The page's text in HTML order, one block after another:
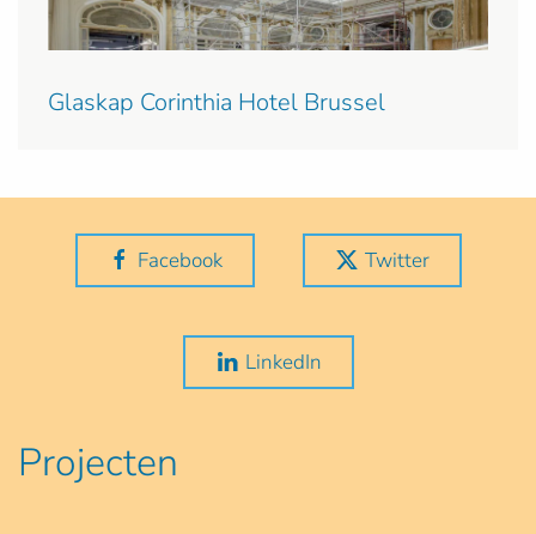
Glaskap Corinthia Hotel Brussel
Facebook Twitter
LinkedIn
Projecten